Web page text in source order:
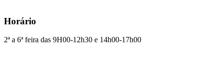
Horário
2ª a 6ª feira das 9H00-12h30 e 14h00-17h00